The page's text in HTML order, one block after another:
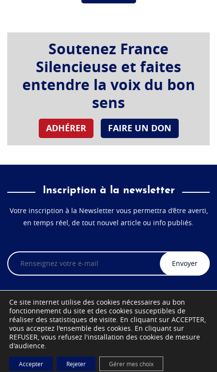
Soutenez France
Silencieuse et faites
entendre la voix du bon
sens
ADHÉRER FAIRE UN DON
Inscription à la newsletter
Votre inscription à la Newsletter vous permettra d’être averti,
en temps réel, de tout nouvel article ou info publiés.
Veuillez
laisser
ce
Mentions légales CGV UNE RÉALISATION LUCYAN.FR
Ce site internet utilise des cookies nécessaires au bon
fonctionnement du site et des cookies susceptibles de
réaliser des statistiques de visite. En cliquant sur ACCEPTER,
vous acceptez l'ensemble des cookies. En cliquant sur
REFUSER, vous refusez l'installation des cookies de mesure
d'audience.
Accepter Rejeter Gérer mes choix